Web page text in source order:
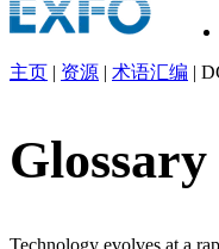
产
品
决
主页 | 资源 | 术语汇编 |
Glossary